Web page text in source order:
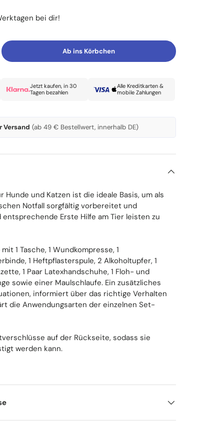
bei dir!
erhöhen Ab ins Körbchen
Jetzt kaufen, in 30
Tagen bezahlen
Alle Kreditkarten &
mobile Zahlungen
Versand (ab 49 € Bestellwert, innerhalb DE)
Hunde und Katzen ist die ideale Basis, um als
Notfall sorgfältig vorbereitet und
Erste Hilfe am Tier leisten zu
1 Tasche, 1 Wundkompresse, 1
1 Heftpflasterspule, 2 Alkoholtupfer, 1
1 Paar Latexhandschuhe, 1 Floh- und
sowie einer Maulschlaufe. Ein zusätzliches
informiert über das richtige Verhalten
die Anwendungsarten der einzelnen Set-
auf der Rückseite, sodass sie
werden kann.